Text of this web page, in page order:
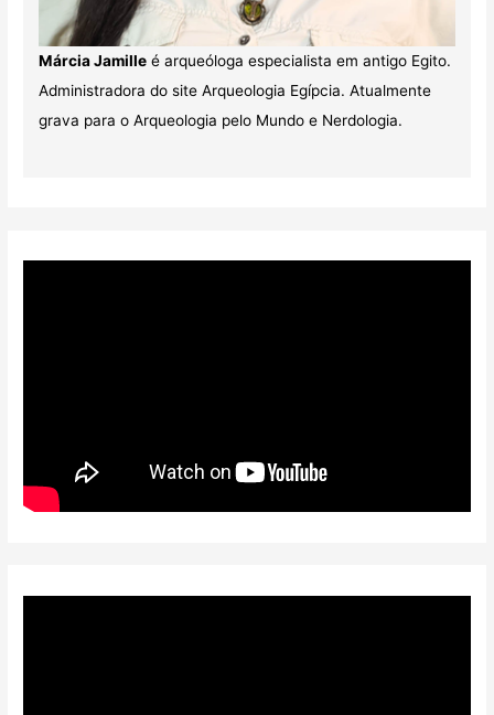
Márcia Jamilleé arqueóloga especialista em antigo Egito.
Administradora do site Arqueologia Egípcia. Atualmente
grava para o Arqueologia pelo Mundo e Nerdologia.